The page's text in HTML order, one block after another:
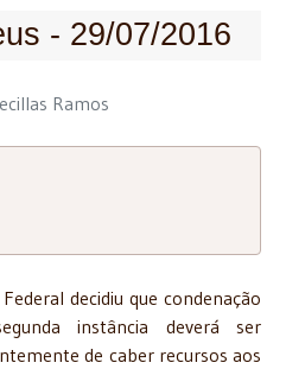
- 29/07/2016
Ramos
decidiu que condenação
instância deverá ser
de caber recursos aos